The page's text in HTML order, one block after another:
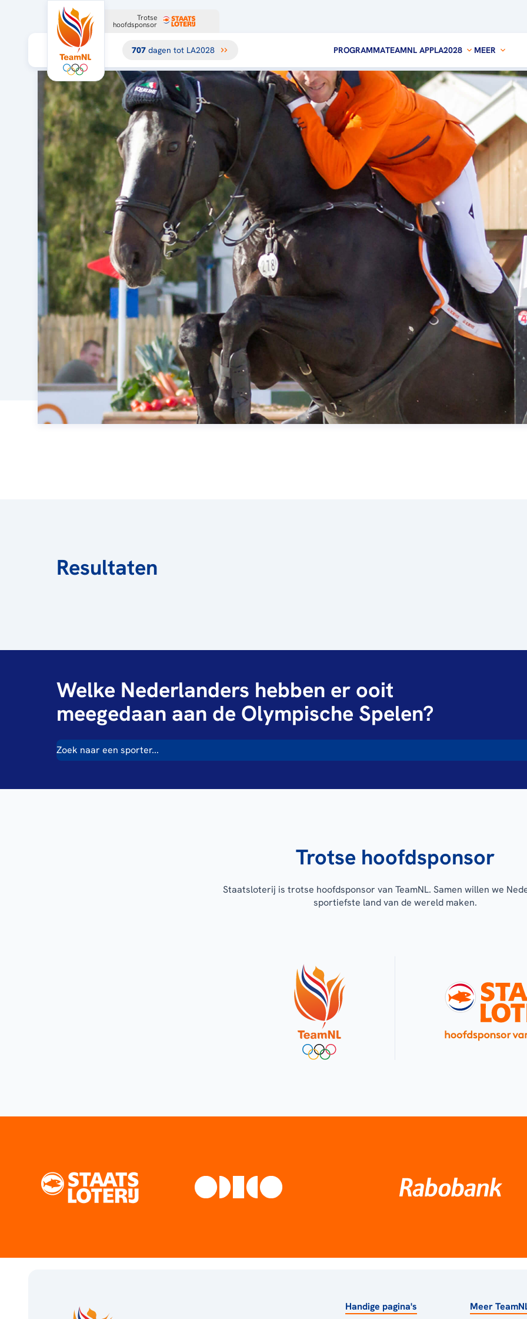
Trotse
hoofdsponsor
707 dagen tot LA2028 PROGRAMMATEAMNL APPLA2028 MEER
Resultaten
Welke Nederlanders hebben er ooit
meegedaan aan de Olympische Spelen?
Trotse hoofdsponsor
Staatsloterij is trotse hoofdsponsor van TeamNL. Samen willen we
sportiefste land van de wereld maken.
Handige pagina's Meer